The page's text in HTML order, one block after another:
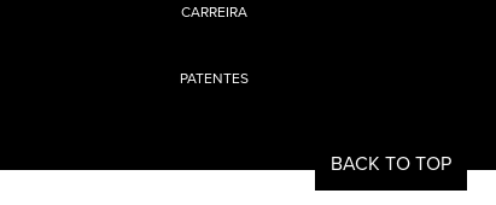
BACK TO TOP
CARREIRA
PATENTES